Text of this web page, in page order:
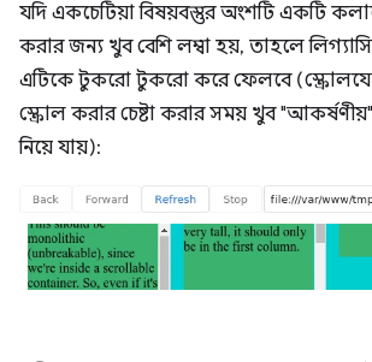
যদি একচেটিয়া বিষয়বস্তুর অংশটি একটি
করার জন্য খুব বেশি লম্বা হয়, তাহলে লিগ্যাসি
এটিকে টুকরো টুকরো করে ফেলবে
স্ক্রোল করার চেষ্টা করার সময় খুব
নিয়ে যায়):